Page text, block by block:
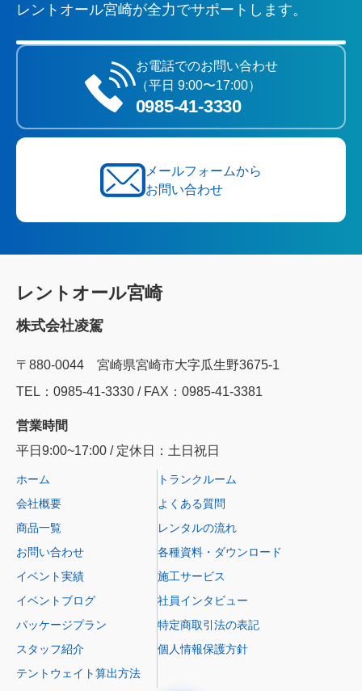
レントオール宮崎が全力でサポートします。
お電話でのお問い合わせ
（平日 9:00〜17:00）
0985‐41‐3330
メールフォームから
お問い合わせ
レントオール宮崎
株式会社凌駕
〒880-0044 宮崎県宮崎市大字瓜生野3675-1
TEL：0985‐41‐3330 / FAX：0985-41-3381
営業時間
平日9:00~17:00 / 定休日：土日祝日
ホーム
会社概要
商品一覧
お問い合わせ
イベント実績
イベントブログ
パッケージプラン
スタッフ紹介
テントウェイト算出方法
トランクルーム
よくある質問
レンタルの流れ
各種資料・ダウンロード
施工サービス
社員インタビュー
特定商取引法の表記
個人情報保護方針